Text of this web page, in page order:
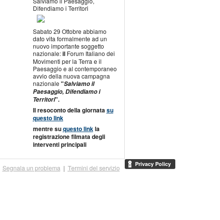
Difendiamo i Territori
Sabato 29 Ottobre abbiamo
dato vita formalmente ad un
nuovo importante soggetto
nazionale:il Forum Italiano dei
Movimenti per la Terra e il
Paesaggio e al contemporaneo
avvio della nuova campagna
nazionale "Salviamo il
Paesaggio, Difendiamo i
Territori".
Il resoconto della giornatasu
questo link
mentre suquesto linkla
registrazione filmata degli
interventi principali
Segnala un problema| Termini del servizio